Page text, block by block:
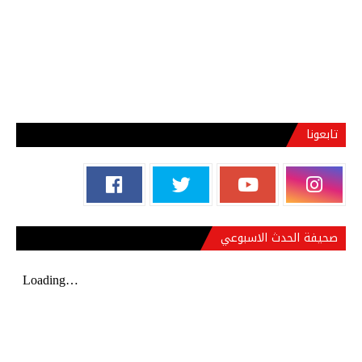
تابعونا
صحيفة الحدث الاسبوعي